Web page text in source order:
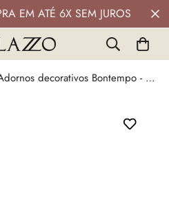
EM ATÉ 6X SEM JUROS
Adornos decorativos Bontempo - em metal